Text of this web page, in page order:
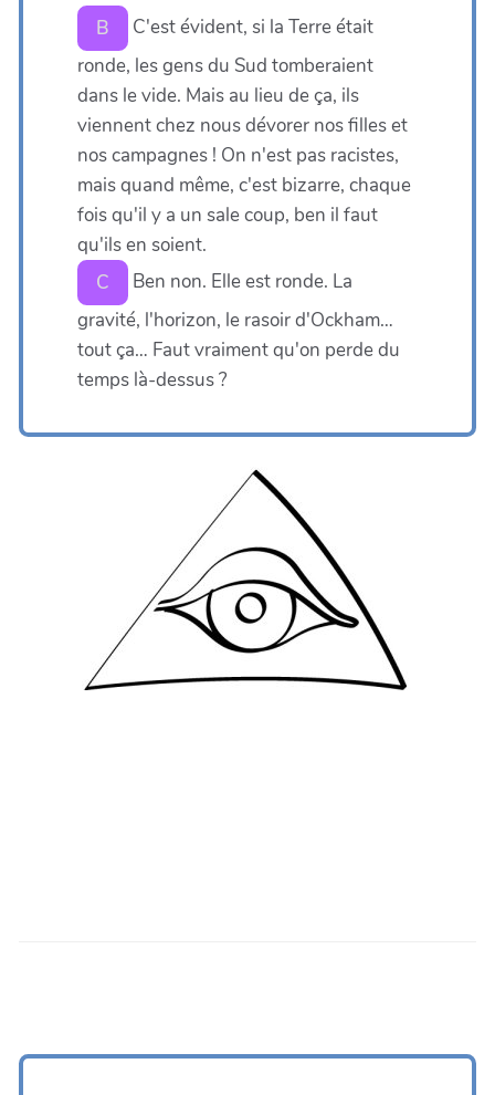
B
C'est évident, si la Terre était
ronde, les gens du Sud tomberaient
dans le vide. Mais au lieu de ça, ils
viennent chez nous dévorer nos filles et
nos campagnes ! On n'est pas racistes,
mais quand même, c'est bizarre, chaque
fois qu'il y a un sale coup, ben il faut
qu'ils en soient.
C
Ben non. Elle est ronde. La
gravité, l'horizon, le rasoir d'Ockham…
tout ça… Faut vraiment qu'on perde du
temps là-dessus ?